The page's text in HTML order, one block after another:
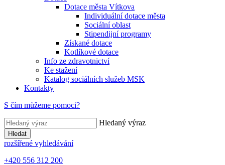
Dotace města Vítkova
Individuální dotace města
Sociální oblast
Stipendijní programy
Získané dotace
Kotlíkové dotace
Info ze zdravotnictví
Ke stažení
Katalog sociálních služeb MSK
Kontakty
S čím můžeme pomoci?
Hledaný výraz
Hledat
rozšířené vyhledávání
+420 556 312 200